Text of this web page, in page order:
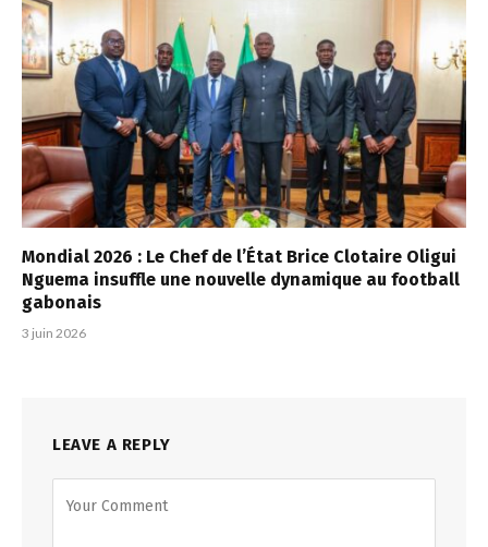
Mondial 2026 : Le Chef de l’État Brice Clotaire Oligui
Nguema insuffle une nouvelle dynamique au football
gabonais
3 juin 2026
LEAVE A REPLY